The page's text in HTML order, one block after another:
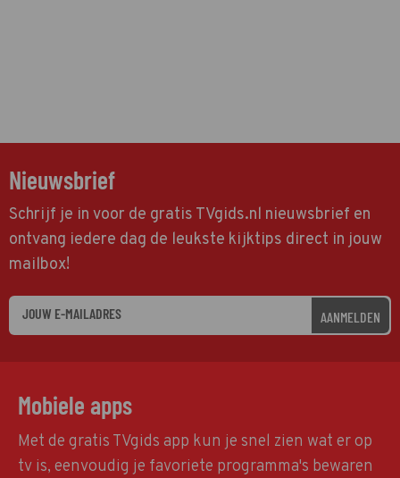
Nieuwsbrief
Schrijf je in voor de gratis TVgids.nl nieuwsbrief en
ontvang iedere dag de leukste kijktips direct in jouw
mailbox!
AANMELDEN
Mobiele apps
Met de gratis TVgids app kun je snel zien wat er op
tv is, eenvoudig je favoriete programma's bewaren